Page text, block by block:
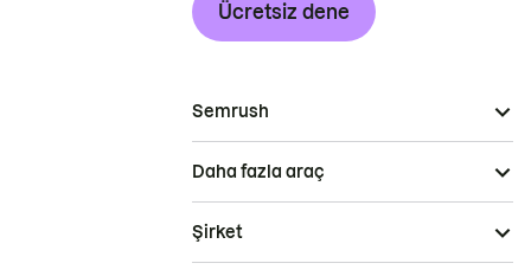
Ücretsiz dene
Semrush
Daha fazla araç
Şirket